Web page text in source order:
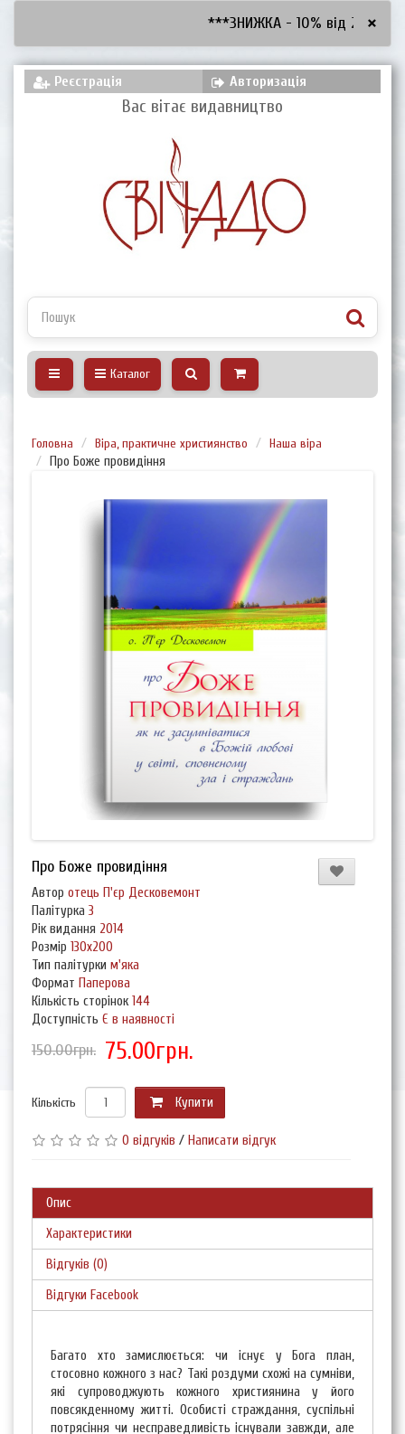
***ЗНИЖКА - 10% від 2600×
Реєстрація Авторизація
Вас вітає видавництво
Каталог
Головна Віра, практичне християнство
Наша віра
Про Боже провидіння
Про Боже провидіння
Автор отець П'єр Десковемонт
Палітурка 3
Рік видання 2014
Розмір 130х200
Тип палітурки м'яка
Формат Паперова
Кількість сторінок 144
Доступність Є в наявності
150.00грн. 75.00грн.
Кількість Купити
0 відгуків / Написати відгук
Опис
Характеристики
Відгуків (0)
Відгуки Facebook
Багато хто замислюється: чи існує у Бога план,
стосовно кожного з нас? Такі роздуми схожі на сумніви,
які супроводжують кожного християнина у його
повсякденному житті. Особисті страждання, суспільні
потрясіння чи несправедливість існували завжди, але